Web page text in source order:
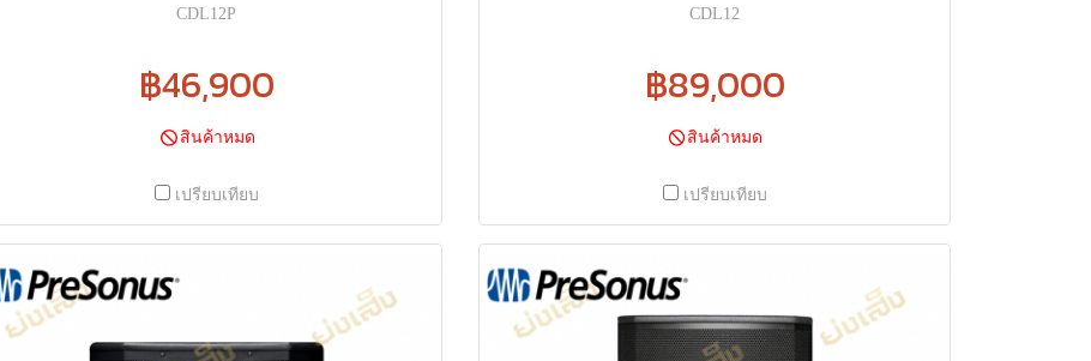
CDL12P
฿46,900
สินค้าหมด
เปรียบเทียบ
CDL12
฿89,000
สินค้าหมด
เปรียบเทียบ